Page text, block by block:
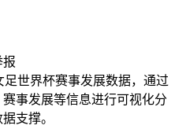
报
世界杯赛事发展数据，通过
事发展等信息进行可视化分
支撑。